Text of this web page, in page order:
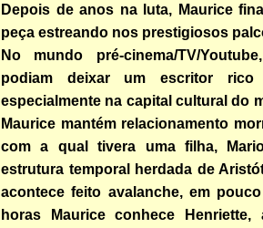
Depois de anos na luta, Maurice
peça estreando nos prestigiosos
No mundo pré-cinema/TV/
podiam deixar um escritor rico
especialmente na capital cultural do
Maurice mantém relacionamento
com a qual tivera uma filha,
estrutura temporal herdada de
acontece feito avalanche, em
horas Maurice conhece Henriette,